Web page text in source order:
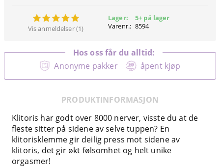
Vis anmeldelser (1)
Lager:
Varenr.:
5+ på lager
8594
Anonyme pakker åpent kjøp
Hos oss får du alltid:
PRODUKTINFORMASJON
Klitoris har godt over 8000 nerver, visste du at de
fleste sitter på sidene av selve tuppen? En
klitorisklemme gir deilig press mot sidene av
klitoris, det gir økt følsomhet og helt unike
orgasmer!